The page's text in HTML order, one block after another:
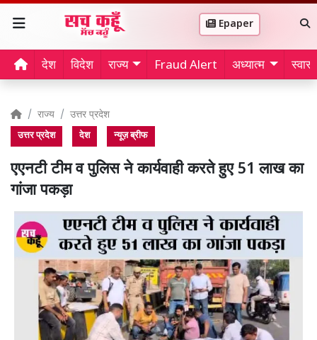
Epaper
देश विदेश राज्य Fraud Alert अध्यात्म
राज्य उत्तर प्रदेश
उत्तर प्रदेश देश न्यूज़ ब्रीफ
एएनटी टीम व पुलिस ने कार्यवाही करते हुए 51 लाख का
गांजा पकड़ा